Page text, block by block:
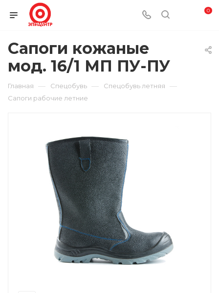
0
Сапоги кожаные
мод. 16/1 МП ПУ-ПУ
Главная — Спецобувь — Спецобувь летняя —
Сапоги рабочие летние